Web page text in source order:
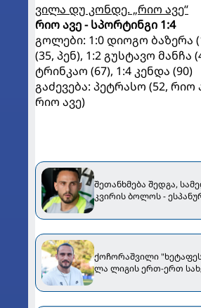
ვილა დუ კონდე. „რიო ავე“
რიო ავე - სპორტინგი 1:4
გოლები: 1:0 დიოგო ბაზერა
(35, პენ), 1:2 გუსტავო მანჩა
ტრინკაო (67), 1:4 კენდა (90)
გაძევება: პეტრასო (52, რიო
რიო ავე)
შეთანხმება შედგა,
კვირის ბოლოს -
ქოჩორაშვილი
ლა ლიგის ერთ-ერთ